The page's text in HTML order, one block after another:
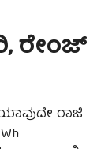
ರೇಂಜ್
ರಾಜಿ